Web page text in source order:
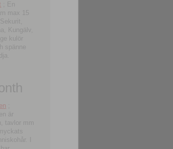
; En
max 15
Kungälv,
kulör
spänne
är
tavlor mm
I